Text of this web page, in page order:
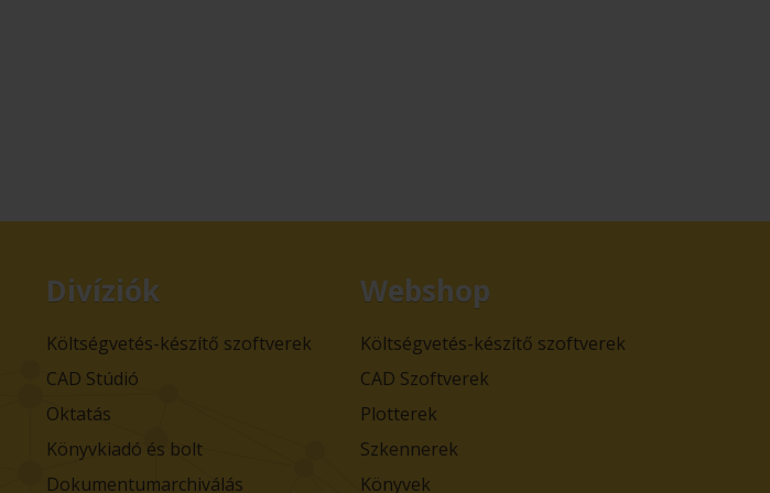
Divíziók
Költségvetés-készítő szoftverek
CAD Stúdió
Oktatás
Könyvkiadó és bolt
Dokumentumarchiválás
Webshop
Költségvetés-készítő szoftverek
CAD Szoftverek
Plotterek
Szkennerek
Könyvek